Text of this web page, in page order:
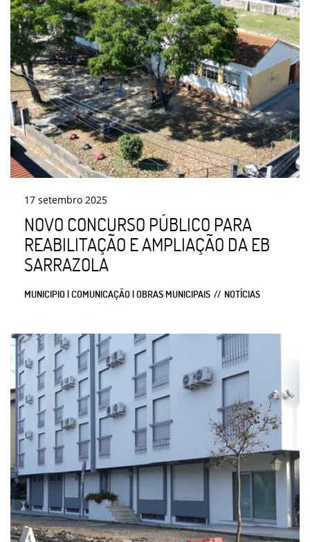
17 setembro 2025
NOVO CONCURSO PÚBLICO PARA
REABILITAÇÃO E AMPLIAÇÃO DA EB
SARRAZOLA
MUNICIPIO | COMUNICAÇÃO | OBRAS MUNICIPAIS NOTÍCIAS